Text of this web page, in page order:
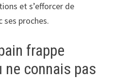
et s’efforcer de
ses proches.
frappe
ne connais pas